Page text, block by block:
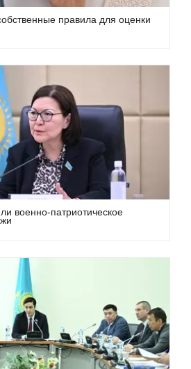
правила для оценки
военно-патриотическое